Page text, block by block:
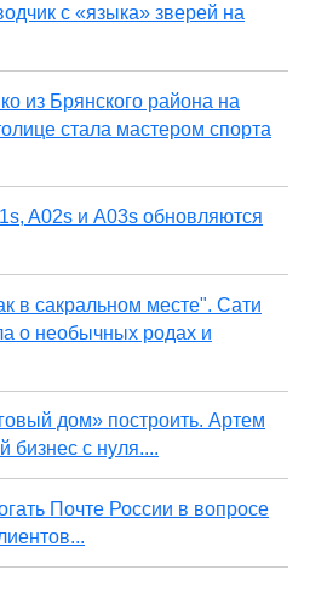
с «языка» зверей на
из Брянского района на
стала мастером спорта
A02s и A03s обновляются
в сакральном месте". Сати
о необычных родах и
дом» построить. Артем
бизнес с нуля....
Почте России в вопросе